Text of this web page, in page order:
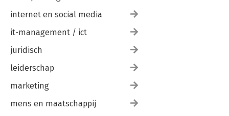
internet en social media
it-management / ict
juridisch
leiderschap
marketing
mens en maatschappij